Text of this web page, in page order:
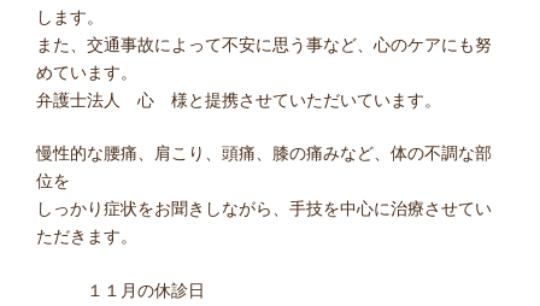
します。
また、交通事故によって不安に思う事など、心のケアにも努
めています。
弁護士法人 心 様と提携させていただいています。
慢性的な腰痛、肩こり、頭痛、膝の痛みなど、体の不調な部
位を
しっかり症状をお聞きしながら、手技を中心に治療させてい
ただきます。
１１月の休診日